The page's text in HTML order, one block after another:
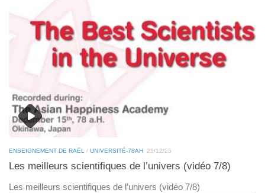
ENSEIGNEMENT DE RAËL / UNIVERSITÉ-78AH 25/12/25
Les meilleurs scientifiques de l’univers (vidéo 7/8)
Les meilleurs scientifiques de l’univers (vidéo 7/8)